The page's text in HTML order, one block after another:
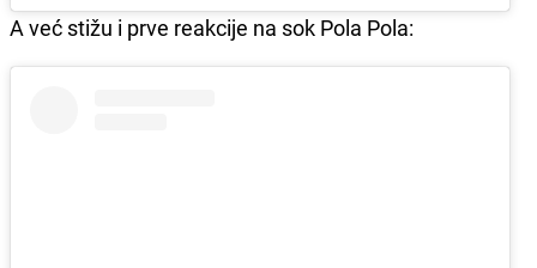
A već stižu i prve reakcije na sok Pola Pola: